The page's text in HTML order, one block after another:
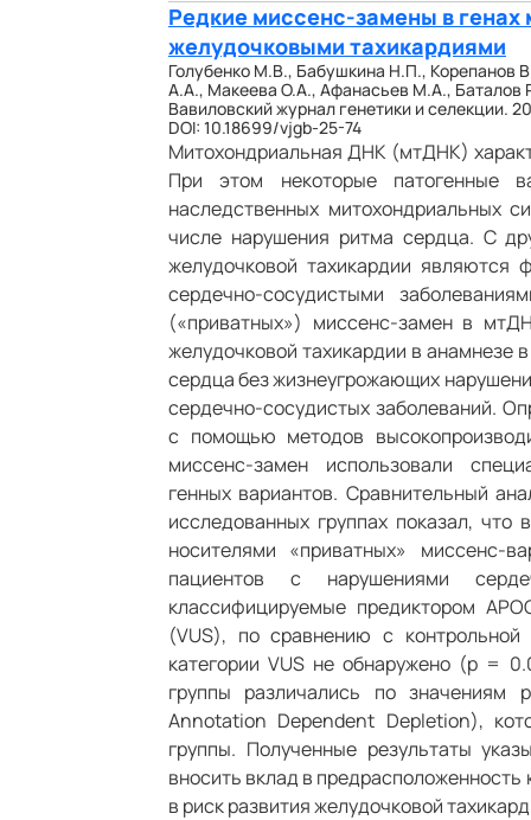
Редкие миссенс-замены в
желудочковыми тахикардиями
Голубенко М.В., Бабушкина Н.П., Корепанов
А.А., Макеева О.А., Афанасьев М.А., Баталов
Вавиловский журнал генетики и селекции.
DOI: 10.18699/vjgb-25-74
Митохондриальная ДНК (мтДНК)
При этом некоторые патогенные
наследственных митохондриальных
числе нарушения ритма сердца. С
желудочковой тахикардии являются
сердечно-сосудистыми
(«приватных») миссенс-замен в
желудочковой тахикардии в анамнезе
сердца без жизнеугрожающих
сердечно-сосудистых заболеваний.
с помощью методов
миссенс-замен использовали
генных вариантов. Сравнительный
исследованных группах показал,
носителями «приватных»
пациентов с нарушениями
классифицируемые предиктором
(VUS), по сравнению с контрольной
категории VUS не обнаружено (p =
группы различались по значениям
Annotation Dependent Depletion),
группы. Полученные результаты
вносить вклад в
в риск развития желудочковой